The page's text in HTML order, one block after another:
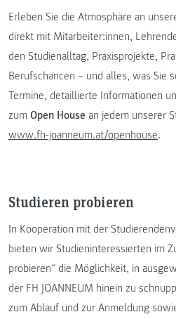
Erleben Sie die Atmosphäre an
direkt mit Mitarbeiter:innen,
den Studienalltag, Praxisprojekte,
Berufschancen – und alles, was Sie
Termine, detaillierte Informationen
zum Open House an jedem unserer
www.fh-joanneum.at/openhouse.
Studieren probieren
In Kooperation mit der
bieten wir Studieninteressierten im
probieren“ die Möglichkeit, in
der FH JOANNEUM hinein zu
zum Ablauf und zur Anmeldung